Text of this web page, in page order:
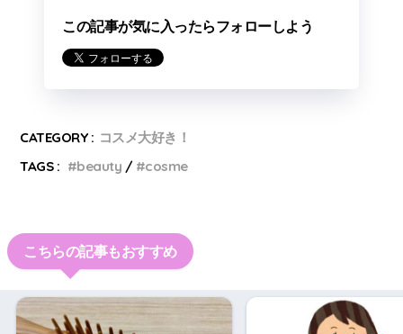
この記事が気に入ったらフォローしよう
CATEGORY : コスメ大好き！
TAGS :
beauty cosme
こちらの記事もおすすめ